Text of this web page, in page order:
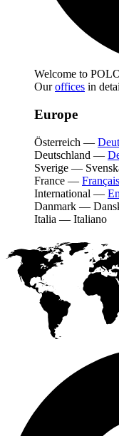
Welcome to
Ouroffices in
Europe
Österreich —
Deutschland —
Sverige —
France — Français
International —
Danmark —
Italia — Italiano